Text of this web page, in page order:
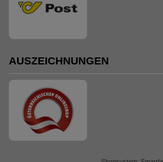
AUSZEICHNUNGEN